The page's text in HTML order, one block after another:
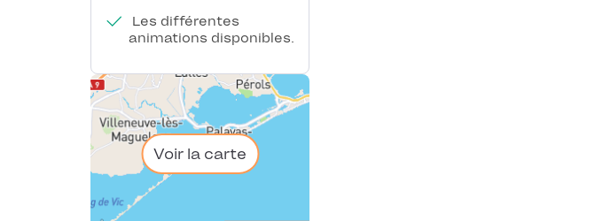
Les différentes
animations disponibles.
Voir la carte